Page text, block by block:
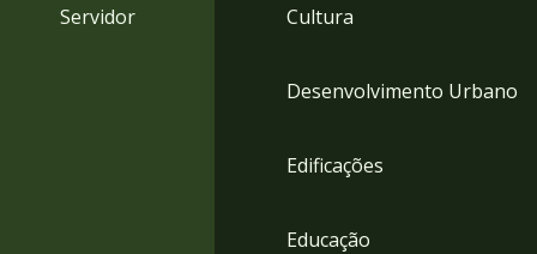
Servidor Cultura
Desenvolvimento Urbano
Edificações
Educação